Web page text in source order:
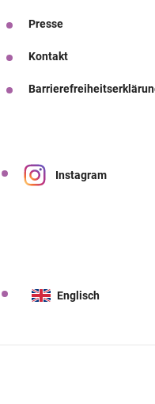
Presse
Kontakt
Instagram
Englisch